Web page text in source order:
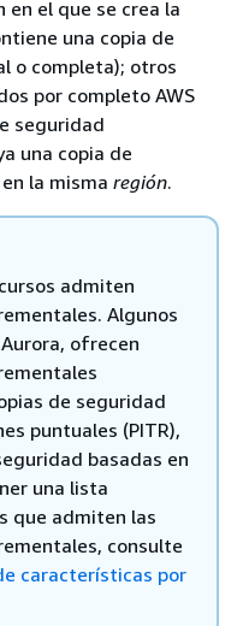
en el que se crea la
una copia de
o completa); otros
por completo AWS
seguridad
una copia de
la misma región.
admiten
Algunos
ofrecen
de seguridad
puntuales (PITR),
basadas en
una lista
que admiten las
consulte
características por